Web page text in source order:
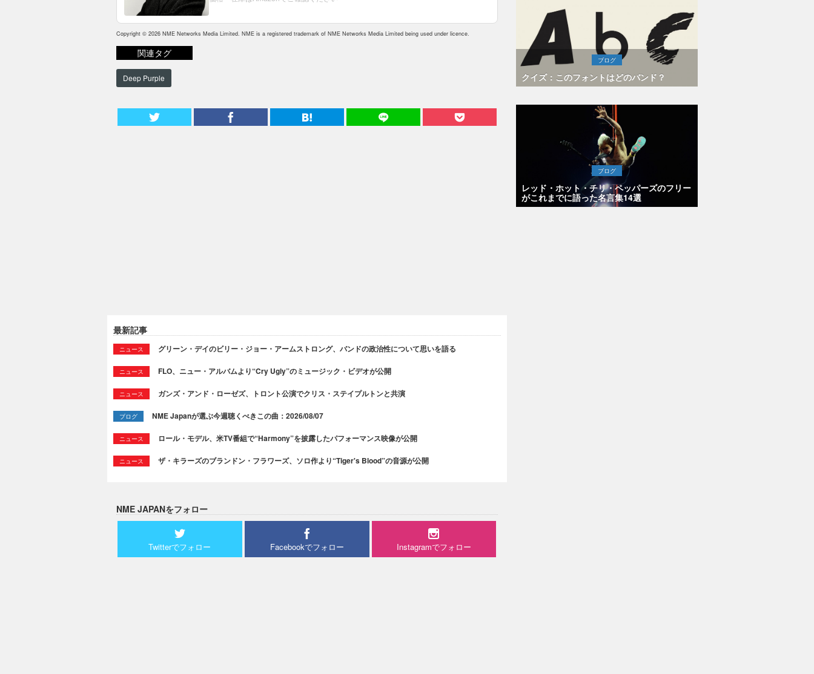
Copyright © 2026 NME Networks Media Limited. NME is a registered trademark of NME Networks Media Limited being used under licence.
関連タグ
Deep Purple
最新記事
ニュース グリーン・デイのビリー・ジョー・アームストロング、バンドの政治性について思いを語る
ニュース FLO、ニュー・アルバムより“Cry Ugly”のミュージック・ビデオが公開
ニュース ガンズ・アンド・ローゼズ、トロント公演でクリス・ステイプルトンと共演
ブログ NME Japanが選ぶ今週聴くべきこの曲：2026/08/07
ニュース ロール・モデル、米TV番組で“Harmony”を披露したパフォーマンス映像が公開
ニュース ザ・キラーズのブランドン・フラワーズ、ソロ作より“Tiger's Blood”の音源が公開
NME JAPANをフォロー
Twitterでフォロー Facebookでフォロー Instagramでフォロー
ブログ
クイズ：このフォントはどのバンド？
ブログ
レッド・ホット・チリ・ペッパーズのフリー
がこれまでに語った名言集14選